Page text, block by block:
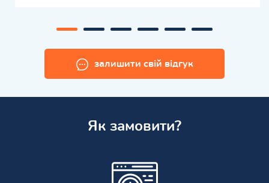
залишити свій відгук
Як замовити?